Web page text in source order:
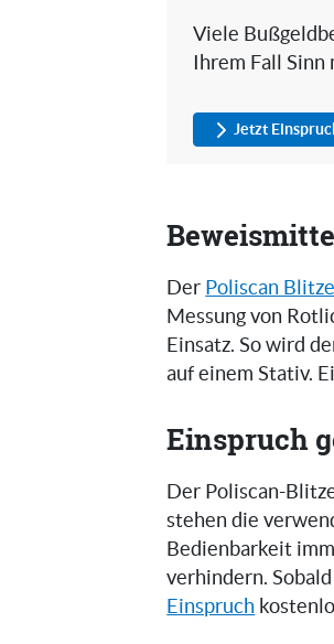
Viele
Ihrem Fall
Jetzt
Der Poliscan
Messung von
Einsatz. So wird
auf einem Stativ.
Einspruch
Der Poliscan-
stehen die
Bedienbarkeit
verhindern.
Einspruch